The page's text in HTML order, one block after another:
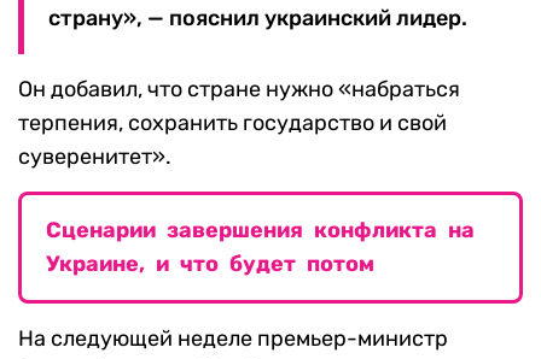
страну», — пояснил украинский лидер.
Он добавил, что стране нужно «набраться
терпения, сохранить государство и свой
суверенитет».
Сценарии завершения конфликта на
Украине, и что будет потом
На следующей неделе премьер-министр